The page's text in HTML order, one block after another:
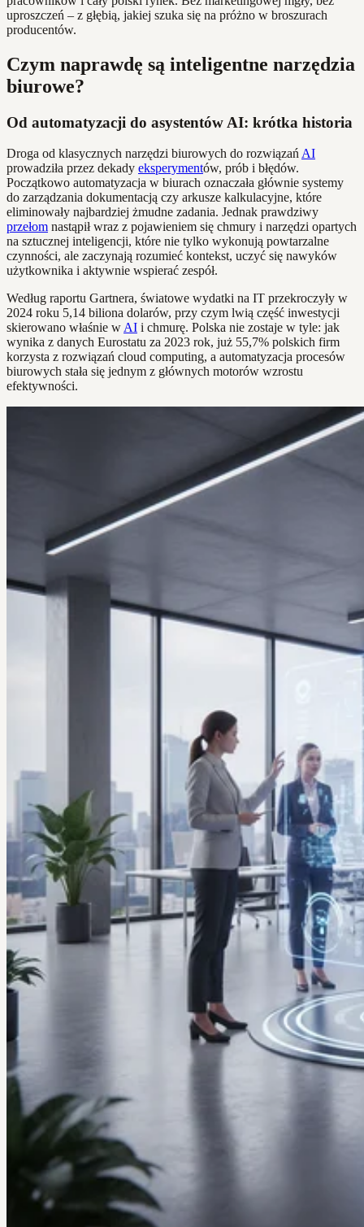
uproszczeń – z głębią, jakiej szuka się na próżno w broszurach
producentów.
Czym naprawdę są inteligentne narzędzia
biurowe?
Od automatyzacji do asystentów AI: krótka historia
Droga od klasycznych narzędzi biurowych do rozwiązań AI
prowadziła przez dekady eksperymentów, prób i błędów.
Początkowo automatyzacja w biurach oznaczała głównie systemy
do zarządzania dokumentacją czy arkusze kalkulacyjne, które
eliminowały najbardziej żmudne zadania. Jednak prawdziwy
przełom nastąpił wraz z pojawieniem się chmury i narzędzi opartych
na sztucznej inteligencji, które nie tylko wykonują powtarzalne
czynności, ale zaczynają rozumieć kontekst, uczyć się nawyków
użytkownika i aktywnie wspierać zespół.
Według raportu Gartnera, światowe wydatki na IT przekroczyły w
2024 roku 5,14 biliona dolarów, przy czym lwią część inwestycji
skierowano właśnie w AI i chmurę. Polska nie zostaje w tyle: jak
wynika z danych Eurostatu za 2023 rok, już 55,7% polskich firm
korzysta z rozwiązań cloud computing, a automatyzacja procesów
biurowych stała się jednym z głównych motorów wzrostu
efektywności.